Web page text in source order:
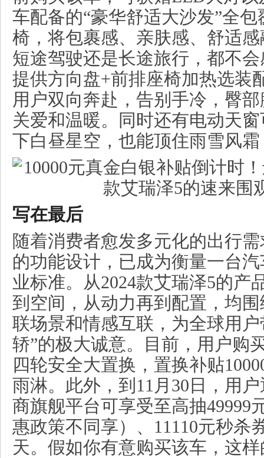
车配备的“豪华舒适大沙发”全
椅，将包裹感、亲肤感、舒适
短途驾驶还是长途旅行，都不
提供方向盘+前排座椅加热选装
用户双向奔赴，告别手冷，臀
关爱和温暖。同时还有电动天
下白昼星空，也能顶住雨雪风
写在最后
随着消费者愈发多元化的出行
的功能设计，已成为衡量一台
业标准。从2024款艾瑞泽5的产
到空间，从动力再到配置，均
联场景和情感互联，为全球用
轿”的极大诚意。目前，用户购
四轮安全大置换，置换补贴
雨淋。此外，到11月30日，用
商旗舰平台可享受至高抽49999
惠政策不同享）、11110元秒杀
天。假如你有意购买该车，这